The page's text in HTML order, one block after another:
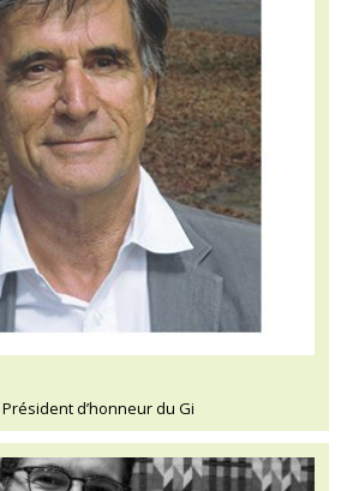
d’honneur du Gi